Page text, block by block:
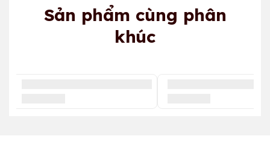
Sản phẩm cùng phân
khúc